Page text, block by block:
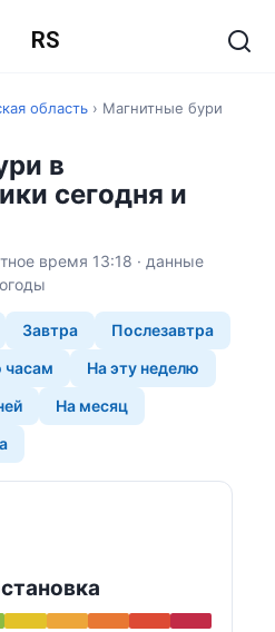
RS
область › Магнитные бури
в
сегодня и
время 13:18 · данные
Завтра
Послезавтра
часам
На эту неделю
На месяц